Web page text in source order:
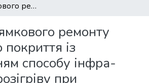
Технологія ямкового ремонту дорожнього покриття із застосуванням способу інфра-червоного розігріву при підвищенні транспортно-експлуатаційного стану автомобі-льної дороги Харків – Золочів на ділянці км 27+733 – км 44+000
ремонту
із
способу інфра-
при